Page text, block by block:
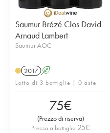
Saumur Brézé Clos David
Arnaud Lambert
Saumur AOC
2017 A
Lotto di 3 bottiglie | 0 aste
75€
(Prezzo di riserva)
Prezzo a bottiglia 25€